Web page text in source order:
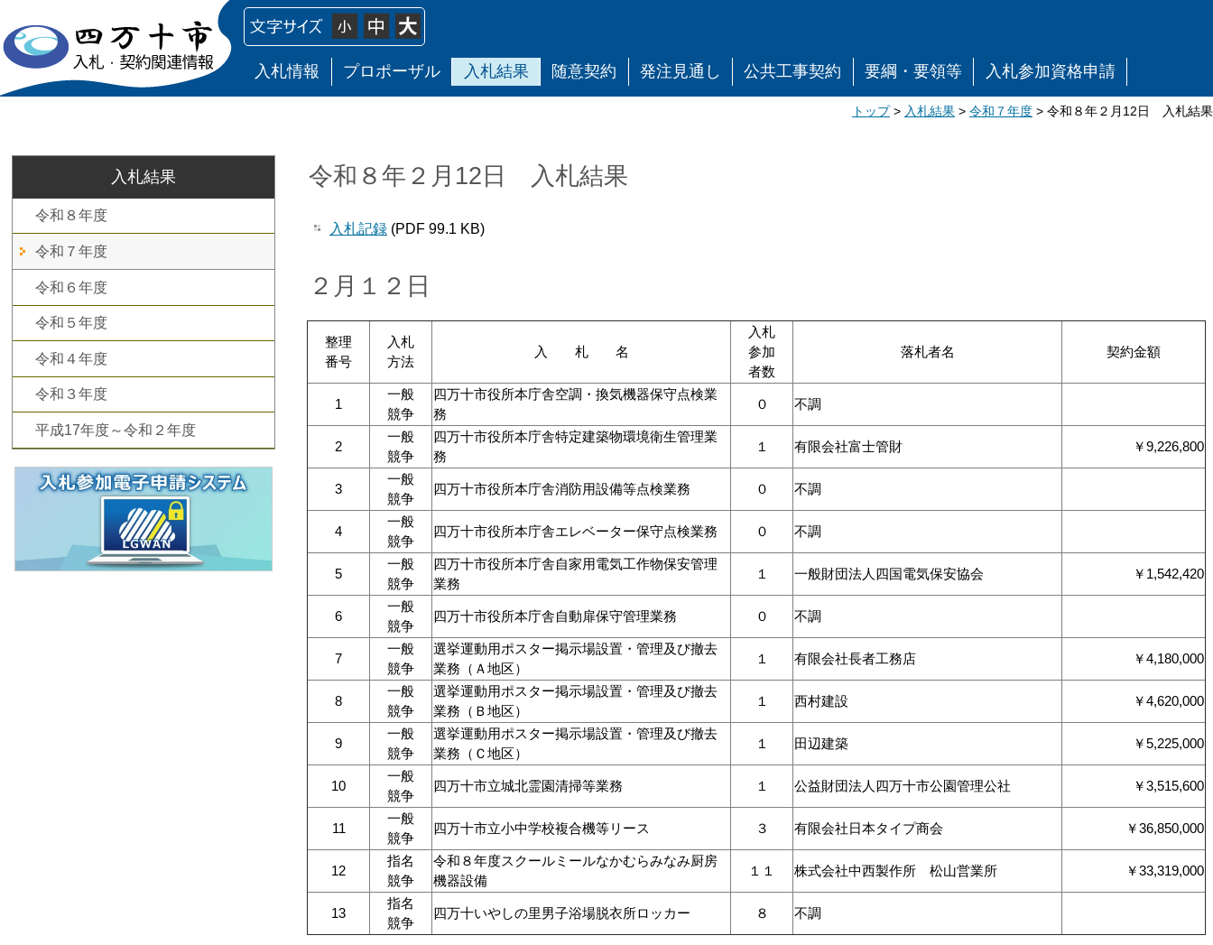
入札情報 プロポーザル 入札結果 随意契約 発注見通し 公共工事契約 要綱・要領等 入札参加資格申請
トップ> 入札結果 > 令和７年度 > 令和８年２月12日 入札結果
入札結果
令和８年度
令和７年度
令和６年度
令和５年度
令和４年度
令和３年度
平成17年度～令和２年度
令和８年２月12日 入札結果
入札記録 (PDF 99.1 KB)
２月１２日
整理
番号
入札
方法
入 札 名
入札
参加
者数
落札者名 契約金額
1
一般
競争
四万十市役所本庁舎空調・換気機器保守点検業
務
０ 不調
2
一般
競争
四万十市役所本庁舎特定建築物環境衛生管理業
務
１ 有限会社富士管財 ￥9,226,800
3
一般
競争
四万十市役所本庁舎消防用設備等点検業務 ０ 不調
4
一般
競争
四万十市役所本庁舎エレベーター保守点検業務 ０ 不調
5
一般
競争
四万十市役所本庁舎自家用電気工作物保安管理
業務
１ 一般財団法人四国電気保安協会 ￥1,542,420
6
一般
競争
四万十市役所本庁舎自動扉保守管理業務 ０ 不調
7
一般
競争
選挙運動用ポスター掲示場設置・管理及び撤去
業務（Ａ地区）
１ 有限会社長者工務店 ￥4,180,000
8
一般
競争
選挙運動用ポスター掲示場設置・管理及び撤去
業務（Ｂ地区）
１ 西村建設 ￥4,620,000
9
一般
競争
選挙運動用ポスター掲示場設置・管理及び撤去
業務（Ｃ地区）
１ 田辺建築 ￥5,225,000
10
一般
競争
四万十市立城北霊園清掃等業務 １ 公益財団法人四万十市公園管理公社 ￥3,515,600
11
一般
競争
四万十市立小中学校複合機等リース ３ 有限会社日本タイプ商会 ￥36,850,000
12
指名
競争
令和８年度スクールミールなかむらみなみ厨房
機器設備
１１ 株式会社中西製作所 松山営業所 ￥33,319,000
13
指名
競争
四万十いやしの里男子浴場脱衣所ロッカー ８ 不調